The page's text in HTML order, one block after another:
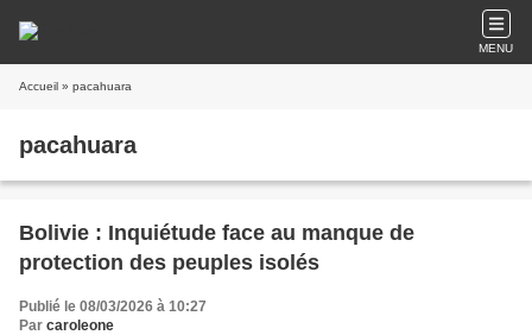
MENU
Accueil » pacahuara
pacahuara
Bolivie : Inquiétude face au manque de
protection des peuples isolés
Publié le 08/03/2026 à 10:27
Par caroleone